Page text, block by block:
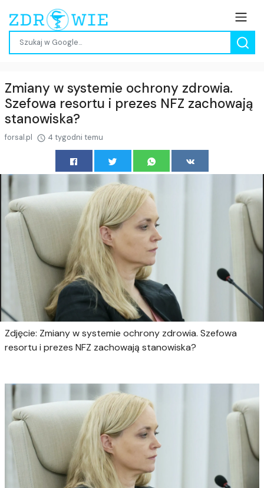
Zmiany w systemie ochrony zdrowia.
Szefowa resortu i prezes NFZ zachowają
stanowiska?
forsal.pl 4 tygodni temu
Zdjęcie: Zmiany w systemie ochrony zdrowia. Szefowa
resortu i prezes NFZ zachowają stanowiska?